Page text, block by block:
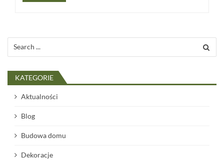
for:
KATEGORIE
Aktualności
Blog
Budowa domu
Dekoracje